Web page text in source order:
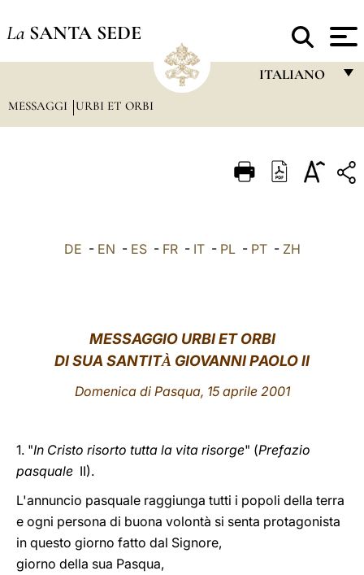
La SANTA SEDE
ITALIANO
ITALIANO
中文
LATINE
MESSAGGI URBI ET ORBI
DE - EN - ES- FR- IT- PL- PT- ZH
MESSAGGIO URBI ET ORBI
DI SUA SANTITÀ GIOVANNI PAOLO II
Domenica di Pasqua, 15 aprile 2001
1. "In Cristo risorto tutta la vita risorge" (Prefazio
pasquale II).
L'annuncio pasquale raggiunga tutti i popoli della terra
e ogni persona di buona volontà si senta protagonista
in questo giorno fatto dal Signore,
giorno della sua Pasqua,